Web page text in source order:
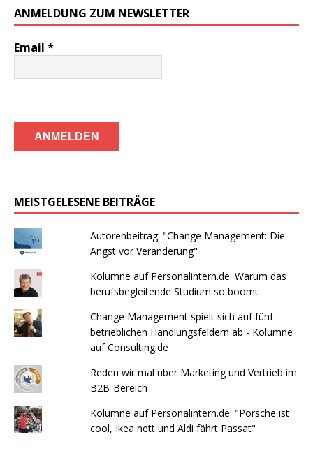
ANMELDUNG ZUM NEWSLETTER
Email *
MEISTGELESENE BEITRÄGE
Autorenbeitrag: "Change Management: Die
Angst vor Veränderung"
Kolumne auf Personalintern.de: Warum das
berufsbegleitende Studium so boomt
Change Management spielt sich auf fünf
betrieblichen Handlungsfeldern ab - Kolumne
auf Consulting.de
Reden wir mal über Marketing und Vertrieb im
B2B-Bereich
Kolumne auf Personalintern.de: "Porsche ist
cool, Ikea nett und Aldi fährt Passat"